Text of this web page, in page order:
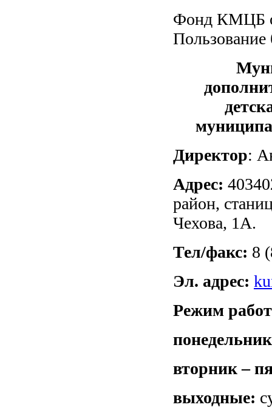
Фонд КМЦБ
Директор:
Адрес:
район,
Чехова, 1А.
Тел/факс: 8
Эл. адрес:
Режим
вторник –
выходные: